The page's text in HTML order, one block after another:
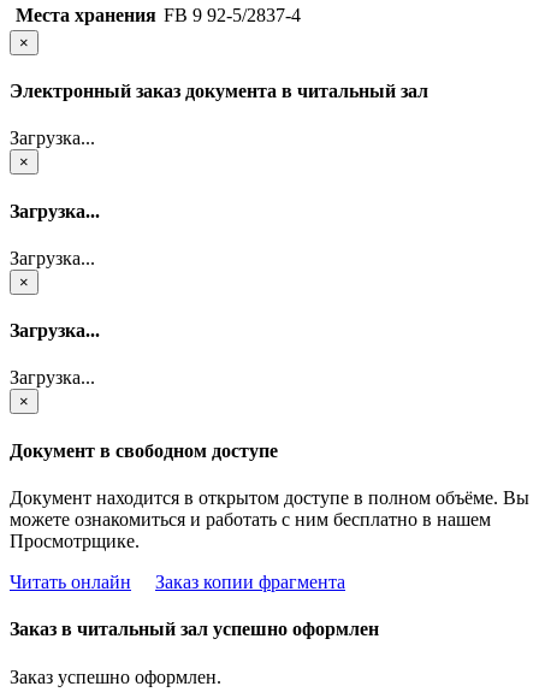
Места хранения FB 9 92-5/2837-4
×
Электронный заказ документа в читальный зал
Загрузка...
×
Загрузка...
Загрузка...
×
Загрузка...
Загрузка...
×
Документ в свободном доступе
Документ находится в открытом доступе в полном объёме. Вы
можете ознакомиться и работать с ним бесплатно в нашем
Просмотрщике.
Читать онлайн
Заказ копии фрагмента
Заказ в читальный зал успешно оформлен
Заказ успешно оформлен.